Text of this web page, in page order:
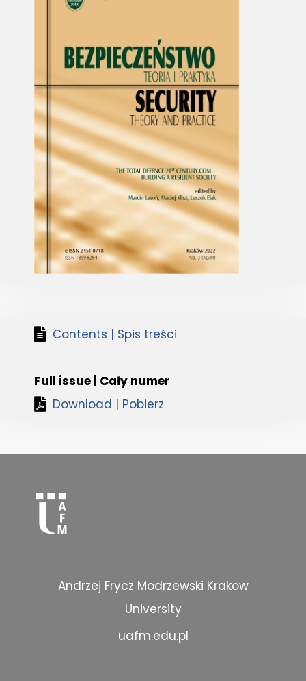
Contents | Spis treści
Full issue | Cały numer
Download | Pobierz
Andrzej Frycz Modrzewski Krakow
University
uafm.edu.pl